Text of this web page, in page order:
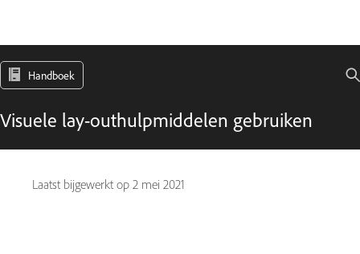
Handboek
Visuele lay-outhulpmiddelen gebruiken
Laatst bijgewerkt op 2 mei 2021